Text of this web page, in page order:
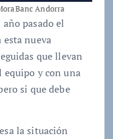
Andorra
pasado el
esta nueva
que llevan
equipo y con una
si que debe
la situación